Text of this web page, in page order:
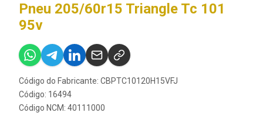
Pneu 205/60r15 Triangle Tc 101
95v
Código do Fabricante: CBPTC10120H15VFJ
Código: 16494
Código NCM: 40111000